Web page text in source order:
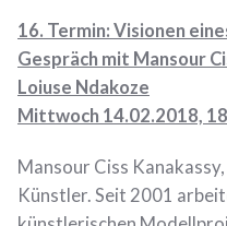
16. Termin: Visionen
Gespräch mit Mansour
Loiuse Ndakoze
Mittwoch 14.02.2018,
Mansour Ciss
Künstler. Seit 2001